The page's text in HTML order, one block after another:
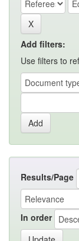
Add filters:
Use filters to
Results/Page
In order